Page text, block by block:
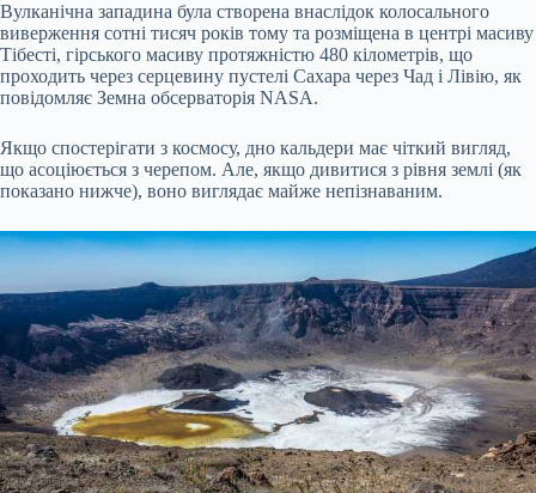
Вулканічна западина була створена внаслідок колосального
виверження сотні тисяч років тому та розміщена в центрі масиву
Тібесті, гірського масиву протяжністю 480 кілометрів, що
проходить через серцевину пустелі Сахара через Чад і Лівію, як
повідомляє Земна обсерваторія NASA.
Якщо спостерігати з космосу, дно кальдери має чіткий вигляд,
що асоціюється з черепом. Але, якщо дивитися з рівня землі (як
показано нижче), воно виглядає майже непізнаваним.